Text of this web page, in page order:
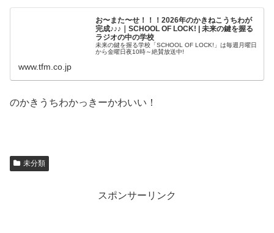
お〜また〜せ！！！2026年のかきねこうちわが
完成♪♪♪｜SCHOOL OF LOCK! | 未来の鍵を握る
ラジオの中の学校
未来の鍵を握る学校「SCHOOL OF LOCK!」は毎週月曜日
から金曜日夜10時～絶賛放送中!
www.tfm.co.jp
のかきうちわかっきーかわいい！
未分類
スポンサーリンク